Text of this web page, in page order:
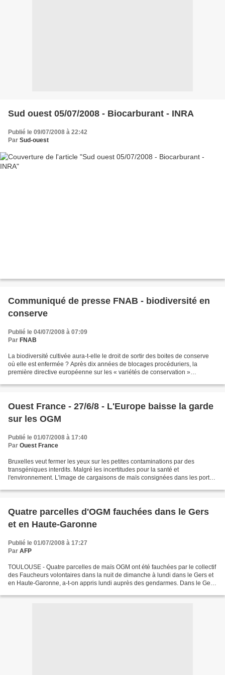
Sud ouest 05/07/2008 - Biocarburant - INRA
Publié le 09/07/2008 à 22:42
Par Sud-ouest
Communiqué de presse FNAB - biodiversité en
conserve
Publié le 04/07/2008 à 07:09
Par FNAB
La biodiversité cultivée aura-t-elle le droit de sortir des boites de conserve
où elle est enfermée ? Après dix années de blocages procéduriers, la
première directive européenne sur les « variétés de conservation »
Ouest France - 27/6/8 - L'Europe baisse la garde
sur les OGM
Publié le 01/07/2008 à 17:40
Par Ouest France
Bruxelles veut fermer les yeux sur les petites contaminations par des
transgéniques interdits. Malgré les incertitudes pour la santé et
l'environnement. L'image de cargaisons de maïs consignées dans les ports,
Quatre parcelles d'OGM fauchées dans le Gers
et en Haute-Garonne
Publié le 01/07/2008 à 17:27
Par AFP
TOULOUSE - Quatre parcelles de maïs OGM ont été fauchées par le collectif
des Faucheurs volontaires dans la nuit de dimanche à lundi dans le Gers et
en Haute-Garonne, a-t-on appris lundi auprès des gendarmes. Dans le Gers,